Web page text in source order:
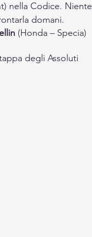
nella Codice. Niente
domani.
(Honda – Specia)
degli Assoluti